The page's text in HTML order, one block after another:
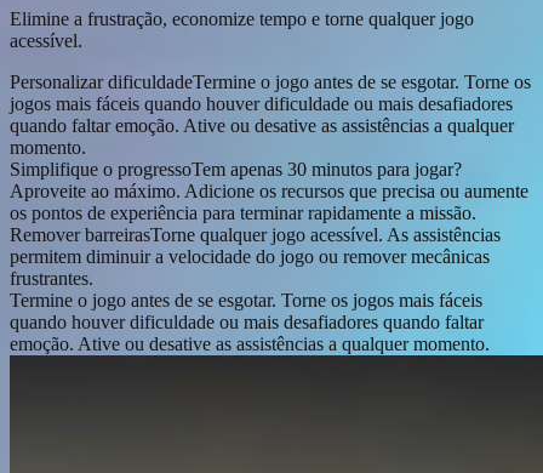
Elimine a frustração, economize tempo e torne qualquer jogo
acessível.
Personalizar dificuldadeTermine o jogo antes de se esgotar. Torne os
jogos mais fáceis quando houver dificuldade ou mais desafiadores
quando faltar emoção. Ative ou desative as assistências a qualquer
momento.
Simplifique o progressoTem apenas 30 minutos para jogar?
Aproveite ao máximo. Adicione os recursos que precisa ou aumente
os pontos de experiência para terminar rapidamente a missão.
Remover barreirasTorne qualquer jogo acessível. As assistências
permitem diminuir a velocidade do jogo ou remover mecânicas
frustrantes.
Termine o jogo antes de se esgotar. Torne os jogos mais fáceis
quando houver dificuldade ou mais desafiadores quando faltar
emoção. Ative ou desative as assistências a qualquer momento.